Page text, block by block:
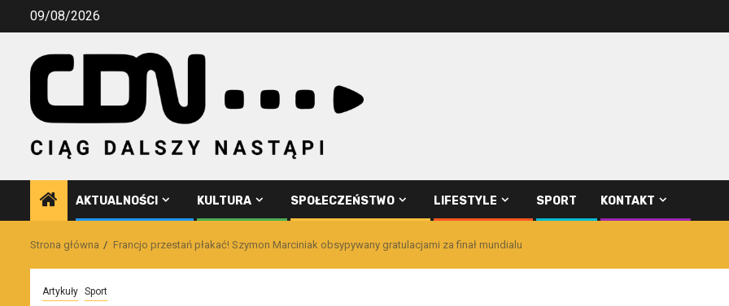
Przejdź09/08/2026
AKTUALNOŚCI KULTURA SPOŁECZEŃSTWO LIFESTYLE SPORT KONTAKT
Strona główna Francjo przestań płakać! Szymon Marciniak obsypywany gratulacjami za finał mundialu
Artykuły Sport